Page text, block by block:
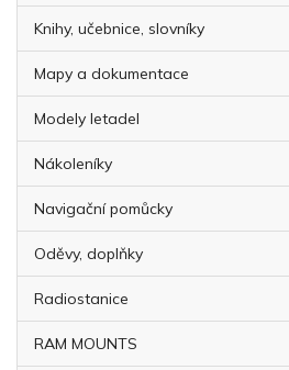
Knihy, učebnice, slovníky
Mapy a dokumentace
Modely letadel
Nákoleníky
Navigační pomůcky
Oděvy, doplňky
Radiostanice
RAM MOUNTS